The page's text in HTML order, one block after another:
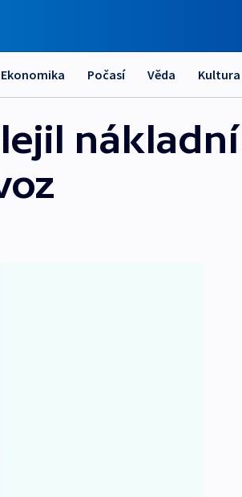
Ekonomika Počasí Věda Kultura